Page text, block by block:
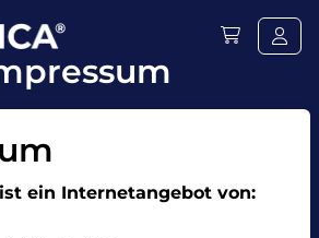
ein Internetangebot von: